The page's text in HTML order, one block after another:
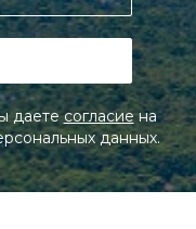
даетесогласиена
данных.